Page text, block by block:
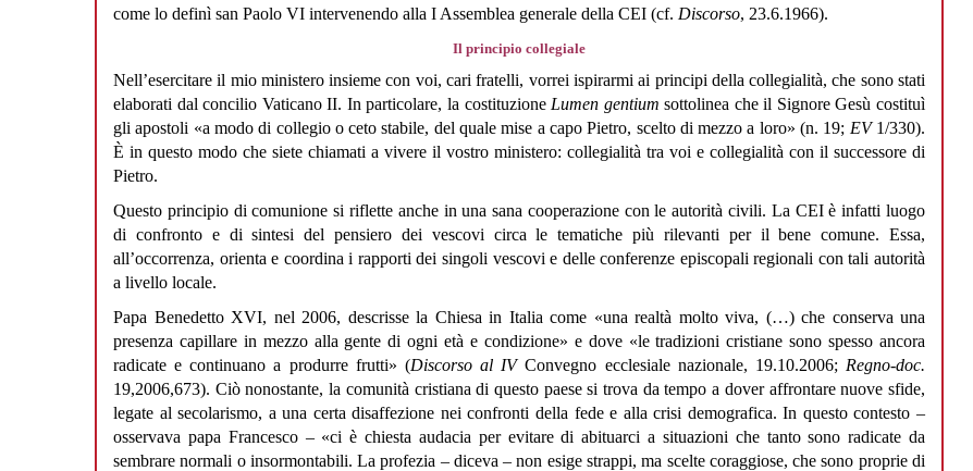
come lo definì san Paolo VI intervenendo alla I Assemblea generale della CEI (cf. Discorso, 23.6.1966).
Il principio collegiale
Nell’esercitare il mio ministero insieme con voi, cari fratelli, vorrei ispirarmi ai principi della collegialità, che sono stati
elaborati dal concilio Vaticano II. In particolare, la costituzione Lumen gentium sottolinea che il Signore Gesù costituì
gli apostoli «a modo di collegio o ceto stabile, del quale mise a capo Pietro, scelto di mezzo a loro» (n. 19; EV1/330).
È in questo modo che siete chiamati a vivere il vostro ministero: collegialità tra voi e collegialità con il successore di
Pietro.
Questo principio di comunione si riflette anche in una sana cooperazione con le autorità civili. La CEI è infatti luogo
di confronto e di sintesi del pensiero dei vescovi circa le tematiche più rilevanti per il bene comune. Essa,
all’occorrenza, orienta e coordina i rapporti dei singoli vescovi e delle conferenze episcopali regionali con tali autorità
a livello locale.
Papa Benedetto XVI, nel 2006, descrisse la Chiesa in Italia come «una realtà molto viva, (…) che conserva una
presenza capillare in mezzo alla gente di ogni età e condizione» e dove «le tradizioni cristiane sono spesso ancora
radicate e continuano a produrre frutti» (Discorso al IVConvegno ecclesiale nazionale, 19.10.2006; Regno-doc.
19,2006,673). Ciò nonostante, la comunità cristiana di questo paese si trova da tempo a dover affrontare nuove sfide,
legate al secolarismo, a una certa disaffezione nei confronti della fede e alla crisi demografica. In questo contesto –
osservava papa Francesco – «ci è chiesta audacia per evitare di abituarci a situazioni che tanto sono radicate da
sembrare normali o insormontabili. La profezia – diceva – non esige strappi, ma scelte coraggiose, che sono proprie di